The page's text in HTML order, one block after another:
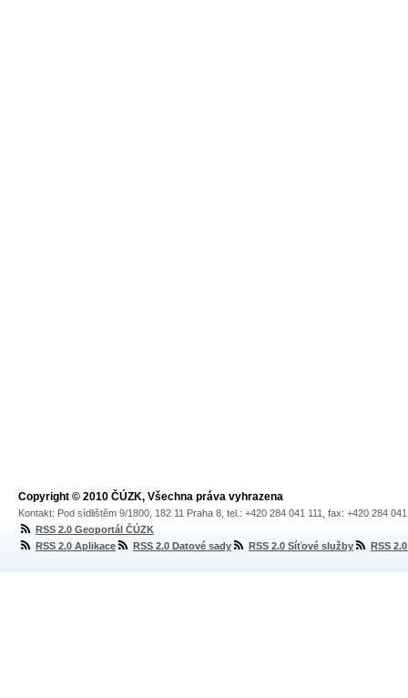
Copyright © 2010 ČÚZK, Všechna práva vyhrazena
Kontakt: Pod sídlištěm 9/1800, 182 11 Praha 8, tel.: +420 284 041 111, fax: +420 284
RSS 2.0 Geoportál ČÚZK
RSS 2.0 Aplikace
RSS 2.0 Datové sady RSS 2.0 Síťové služby RSS